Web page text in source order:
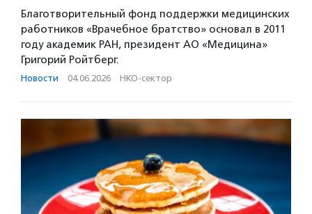
Благотворительный фонд поддержки медицинских
работников «Врачебное братство» основал в 2011
году академик РАН, президент АО «Медицина»
Григорий Ройтберг.
Новости · 04.06.2026 · НКО-сектор